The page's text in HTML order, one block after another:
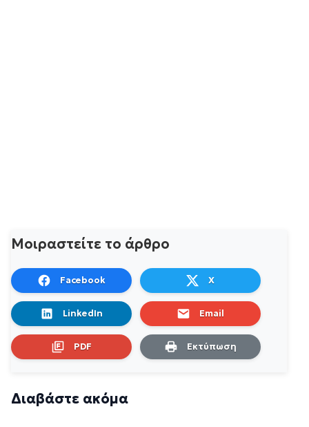
Μοιραστείτε το άρθρο
Facebook X
LinkedIn Email
PDF Εκτύπωση
Διαβάστε ακόμα